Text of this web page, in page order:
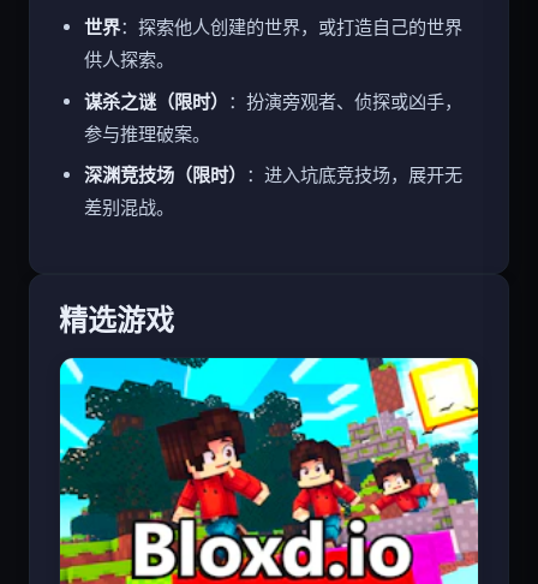
世界：探索他人创建的世界，或打造自己的世界
供人探索。
谋杀之谜（限时） ：扮演旁观者、侦探或凶手，
参与推理破案。
深渊竞技场（限时） ：进入坑底竞技场，展开无
差别混战。
精选游戏